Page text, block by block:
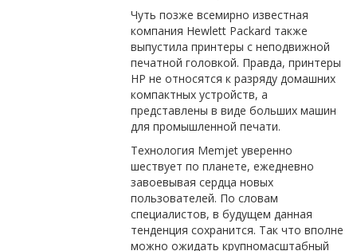
Чуть позже всемирно известная
компания Hewlett Packard также
выпустила принтеры с неподвижной
печатной головкой. Правда, принтеры
HP не относятся к разряду домашних
компактных устройств, а
представлены в виде больших машин
для промышленной печати.
Технология Memjet уверенно
шествует по планете, ежедневно
завоевывая сердца новых
пользователей. По словам
специалистов, в будущем данная
тенденция сохранится. Так что вполне
можно ожидать крупномасштабный